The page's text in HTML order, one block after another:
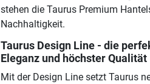
stehen die Taurus Premium
Nachhaltigkeit.
Taurus Design Line - die
Eleganz und höchster Qualität
Mit der Design Line setzt Taurus